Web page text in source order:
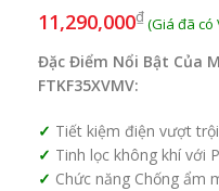
11,290,000₫
Đặc Điểm Nổi Bật Của
FTKF35XVMV:
Tiết kiệm điện vượt
Tinh lọc không khí với
Chức năng Chống ẩm